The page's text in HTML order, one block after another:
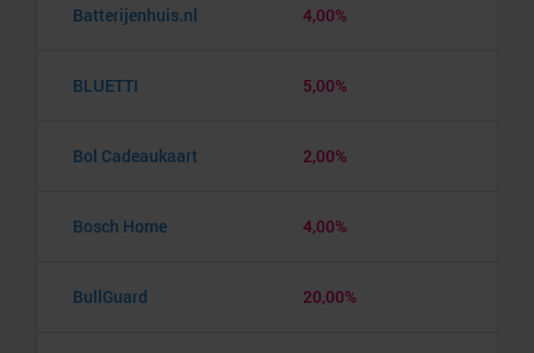
Batterijenhuis.nl 4,00%
BLUETTI 5,00%
Bol Cadeaukaart 2,00%
Bosch Home 4,00%
BullGuard 20,00%